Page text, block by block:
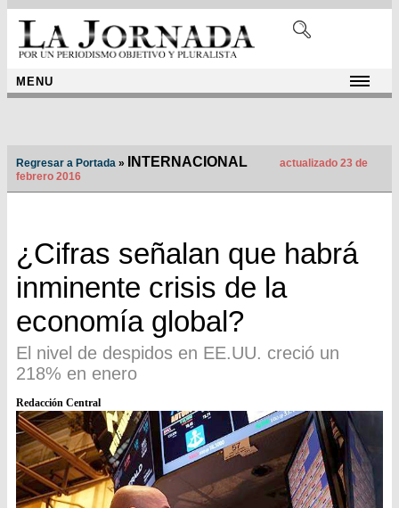
MENU
Regresar a Portada » INTERNACIONAL
actualizado 23 de
febrero 2016
¿Cifras señalan que habrá
inminente crisis de la
economía global?
El nivel de despidos en EE.UU. creció un
218% en enero
Redacción Central